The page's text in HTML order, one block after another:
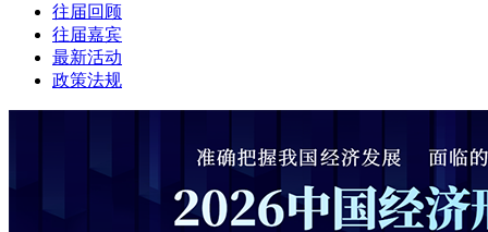
往届回顾
往届嘉宾
最新活动
政策法规